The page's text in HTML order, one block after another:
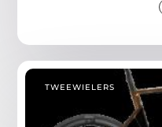
TWEEWIELERS